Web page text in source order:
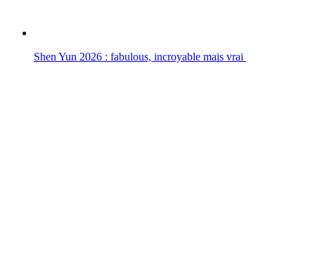
Shen Yun 2026 : fabulous, incroyable mais vrai